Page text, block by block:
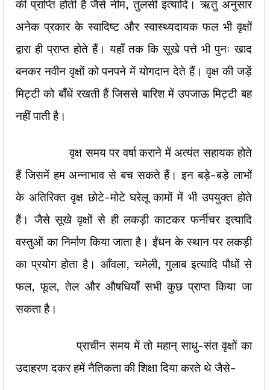
की प्राप्ति होती है जैसे नीम, तुलसी इत्यादि। ऋतु अनुसार
अनेक प्रकार के स्वादिष्ट और स्वास्थ्यदायक फल भी वृक्षों
द्वारा ही प्राप्त होते हैं। यहाँ तक कि सूखे पत्ते भी पुनः खाद
बनकर नवीन वृक्षों को पनपने में योगदान देते हैं। वृक्ष की जड़ें
मिट्टी को बाँधें रखती हैं जिससे बारिश में उपजाऊ मिट्टी बह
नहीं पाती है।
वृक्ष समय पर वर्षा कराने में अत्यंत सहायक होते
हैं जिसमें हम अन्नाभाव से बच सकते हैं। इन बड़े-बड़े लाभों
के अतिरिक्त वृक्ष छोटे-मोटे घरेलू कामों में भी उपयुक्त होते
हैं। जैसे सूखे वृक्षों से ही लकड़ी काटकर फर्नीचर इत्यादि
वस्तुओं का निर्माण किया जाता है। ईंधन के स्थान पर लकड़ी
का प्रयोग होता है। आँवला, चमेली, गुलाब इत्यादि पौधों से
फल, फूल, तेल और औषधियाँ सभी कुछ प्राप्त किया जा
सकता है।
प्राचीन समय में तो महान् साधु-संत वृक्षों का
उदाहरण दकर हमें नैतिकता की शिक्षा दिया करते थे जैसे-